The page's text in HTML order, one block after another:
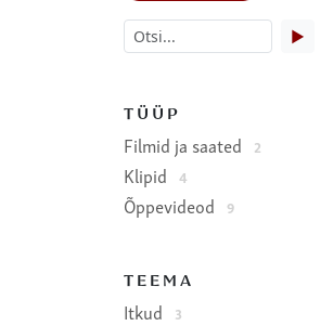
▶
TÜÜP
Filmid ja saated 2
Klipid 4
Õppevideod 9
TEEMA
Itkud 3